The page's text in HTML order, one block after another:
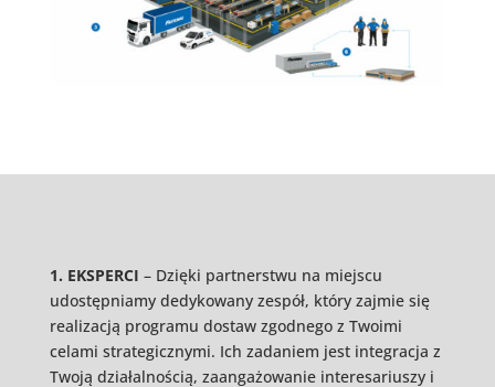
1. EKSPERCI – Dzięki partnerstwu na miejscu
udostępniamy dedykowany zespół, który zajmie się
realizacją programu dostaw zgodnego z Twoimi
celami strategicznymi. Ich zadaniem jest integracja z
Twoją działalnością, zaangażowanie interesariuszy i